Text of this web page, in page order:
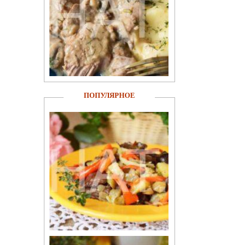
ПОПУЛЯРНОЕ